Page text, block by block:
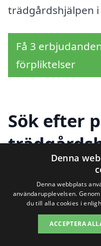
trädgårdshjälpen i
Få 3
förpliktelser
Sök efter
städer
Att hitta pålitlig
behöver inte vara
Denna
Denna webbplats
användarupplevelsen.
du till alla cookies i
ACCEPTERA